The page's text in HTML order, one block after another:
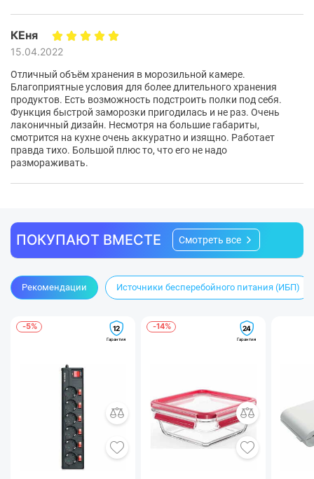
VitaFresh
оснащен специальной системой,
регулируемый уровень влажности. Это позволяет
создать оптимальные условия для хранения как
КЕня
15.04.2022
Отличный объём хранения в морозильной камере.
Благоприятные условия для более длительного хранения
продуктов. Есть возможность подстроить полки под себя.
Функция быстрой заморозки пригодилась и не раз. Очень
лаконичный дизайн. Несмотря на большие габариты,
смотрится на кухне очень аккуратно и изящно. Работает
правда тихо. Большой плюс то, что его не надо
размораживать.
ПОКУПАЮТ ВМЕСТЕ Смотреть все
Рекомендации Источники бесперебойного питания (ИБП)
-5% 12
Гарантия
-14% 24
Гарантия